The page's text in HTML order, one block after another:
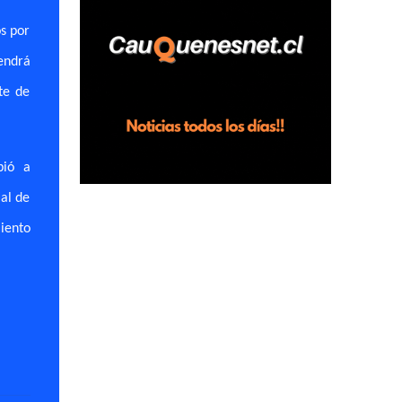
por
de
a
de
en el sector Dollimbuta, comuna de
Pelluhue. Allí, mientras se encontraba junto
plantación de frutillas, habría sostenido una